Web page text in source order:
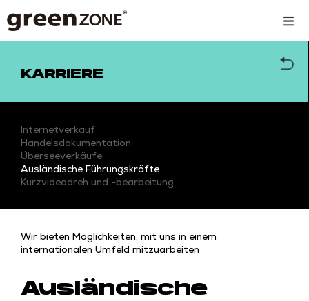
KARRIERE
Internetverkauf
Handelsdokumentation
Überseeverkäufe
Ausländische Führungskräfte
Kurzvideodreh und -bearbeitung
Wir bieten Möglichkeiten, mit uns in einem
internationalen Umfeld mitzuarbeiten
Ausländische